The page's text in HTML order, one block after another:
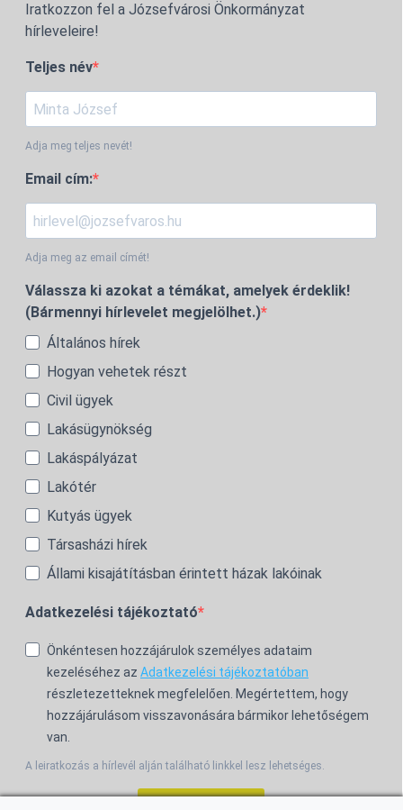
Iratkozzon fel a Józsefvárosi Önkormányzat
hírleveleire!
Teljes név
Adja meg teljes nevét!
Email cím:
Adja meg az email címét!
Válassza ki azokat a témákat, amelyek érdeklik!
(Bármennyi hírlevelet megjelölhet.)
Általános hírek
Hogyan vehetek részt
Civil ügyek
Lakásügynökség
Lakáspályázat
Lakótér
Kutyás ügyek
Társasházi hírek
Állami kisajátításban érintett házak lakóinak
Adatkezelési tájékoztató
Önkéntesen hozzájárulok személyes adataim
kezeléséhez az Adatkezelési tájékoztatóban
részletezetteknek megfelelően. Megértettem, hogy
hozzájárulásom visszavonására bármikor lehetőségem
van.
A leiratkozás a hírlevél alján található linkkel lesz lehetséges.